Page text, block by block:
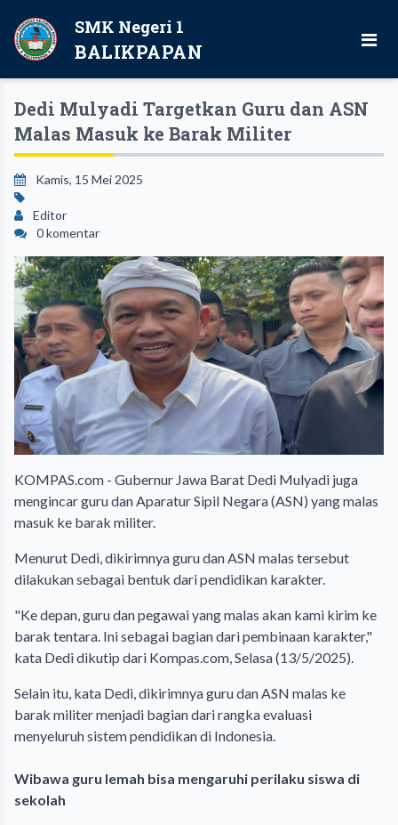
SMK Negeri 1
BALIKPAPAN
Dedi Mulyadi Targetkan Guru dan ASN
Malas Masuk ke Barak Militer
Kamis, 15 Mei 2025
Editor
0 komentar
KOMPAS.com - Gubernur Jawa Barat Dedi Mulyadi juga
mengincar guru dan Aparatur Sipil Negara (ASN) yang malas
masuk ke barak militer.
Menurut Dedi, dikirimnya guru dan ASN malas tersebut
dilakukan sebagai bentuk dari pendidikan karakter.
"Ke depan, guru dan pegawai yang malas akan kami kirim ke
barak tentara. Ini sebagai bagian dari pembinaan karakter,"
kata Dedi dikutip dari Kompas.com, Selasa (13/5/2025).
Selain itu, kata Dedi, dikirimnya guru dan ASN malas ke
barak militer menjadi bagian dari rangka evaluasi
menyeluruh sistem pendidikan di Indonesia.
Wibawa guru lemah bisa mengaruhi perilaku siswa di
sekolah